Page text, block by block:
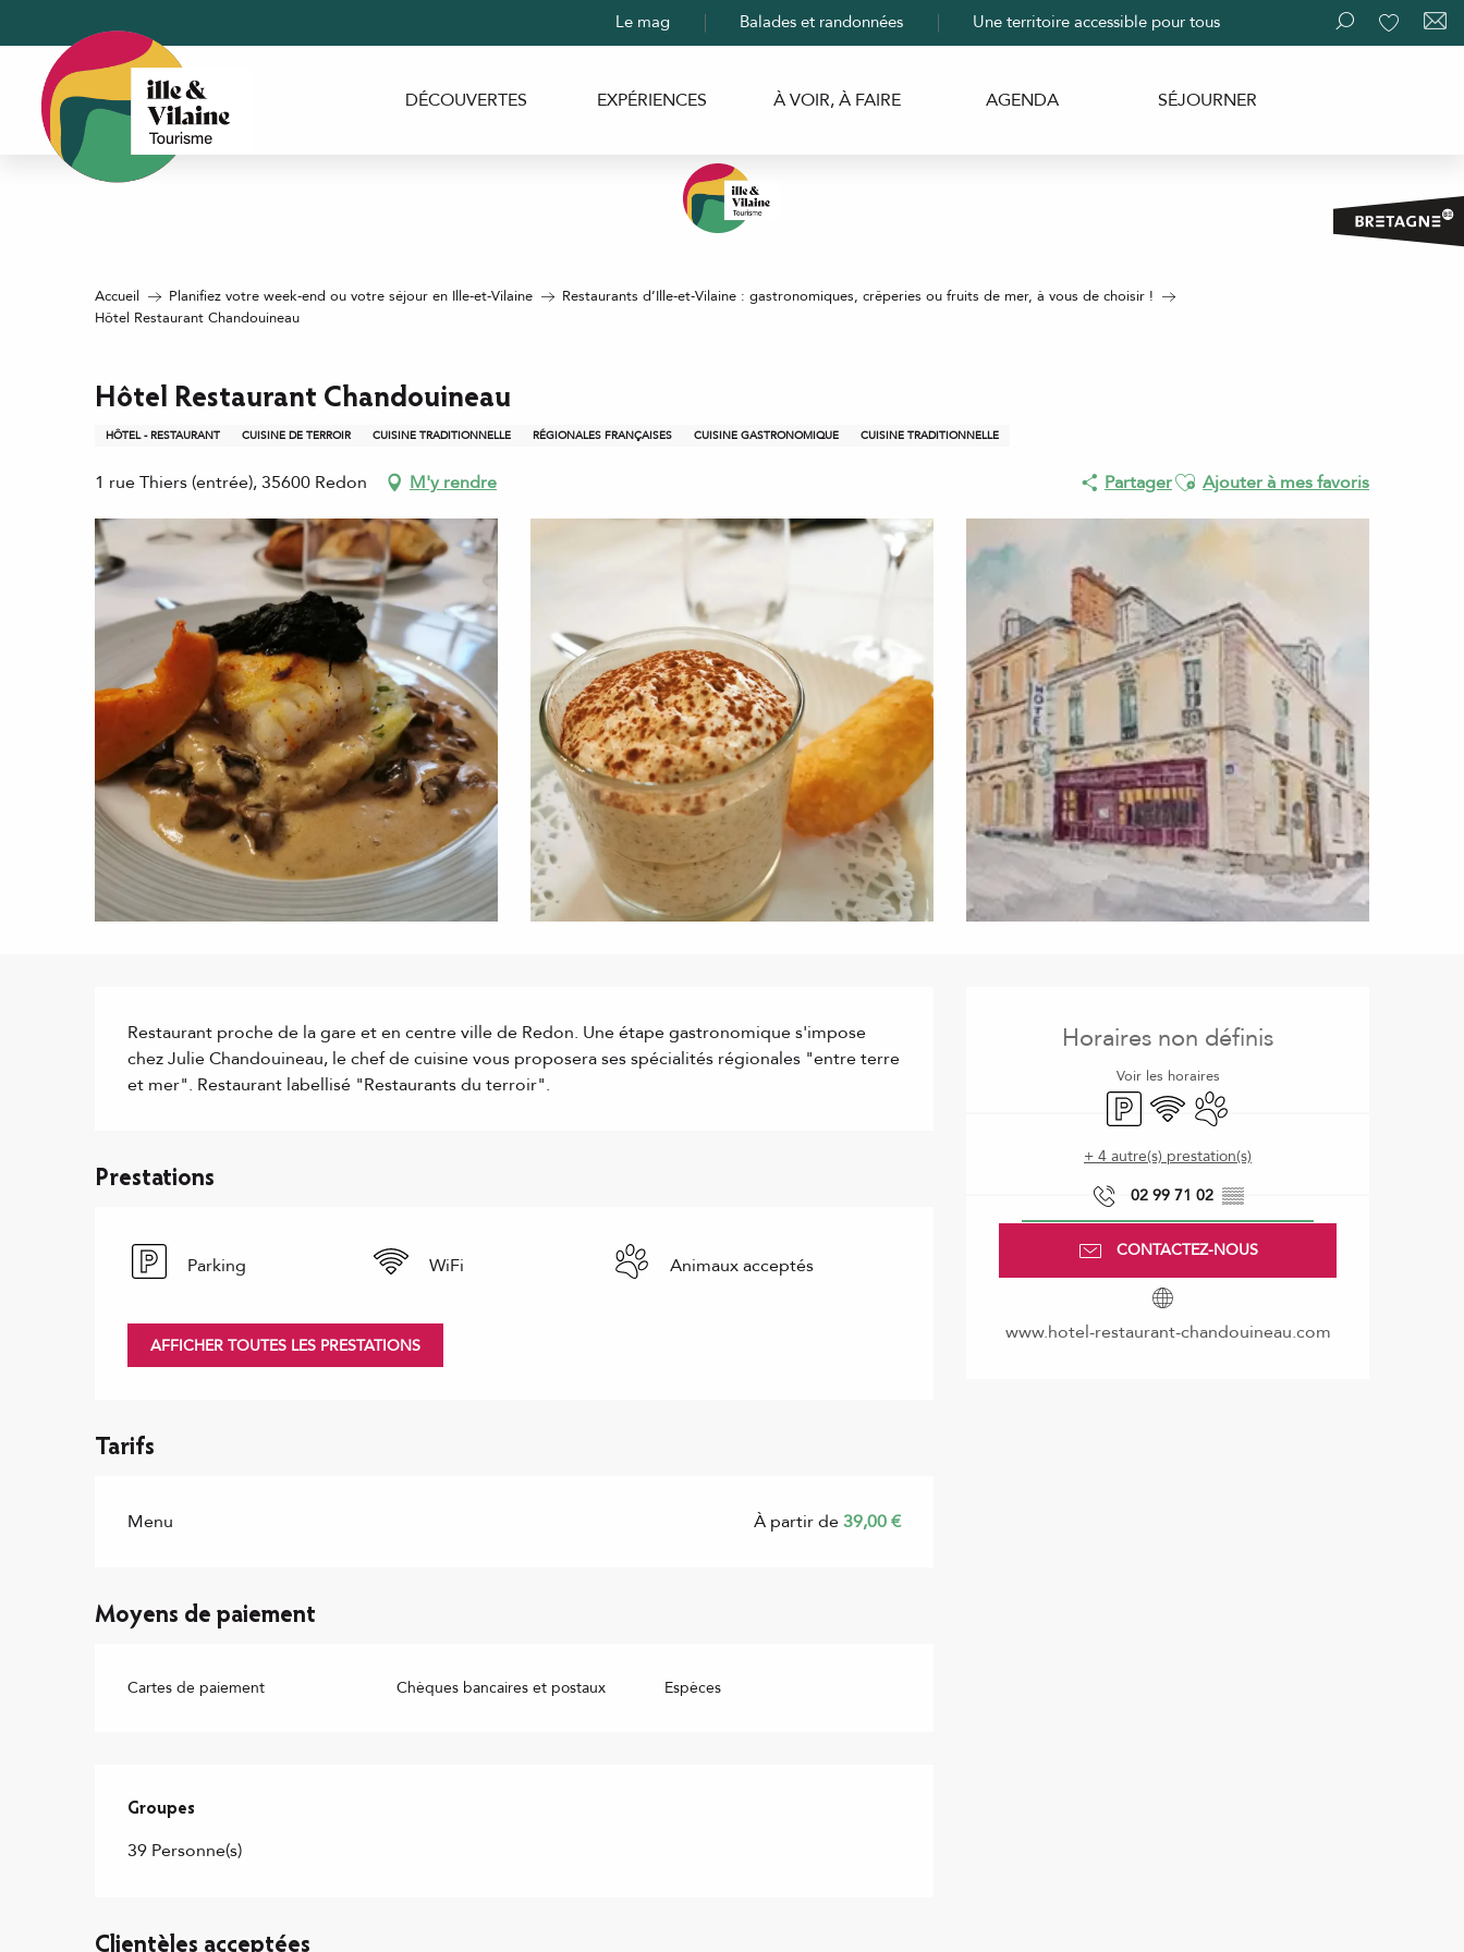
contenu
principal
Recherche
Le mag Balades et randonnées Une territoire accessible pour tous
DÉCOUVERTES EXPÉRIENCES À VOIR, À FAIRE AGENDA SÉJOURNER
Accueil Planifiez votre week-end ou votre séjour en Ille-et-Vilaine
Restaurants d’Ille-et-Vilaine : gastronomiques, crêperies ou fruits de mer, à vous de choisir !
Hôtel Restaurant Chandouineau
Hôtel Restaurant Chandouineau
HÔTEL - RESTAURANT CUISINE DE TERROIR CUISINE TRADITIONNELLE RÉGIONALES FRANÇAISES CUISINE GASTRONOMIQUE CUISINE TRADITIONNELLE
1 rue Thiers (entrée), 35600 Redon M'y rendre PartagerAjouter aux favoris
Ajouter à mes favoris
Horaires non définis
Voir les horaires
ParkingWiFi Animaux acceptés
+ 4 autre(s) prestation(s)
02 99 71 02 ▒▒
CONTACTEZ-NOUS
www.hotel-restaurant-chandouineau.com
Restaurant proche de la gare et en centre ville de Redon. Une étape gastronomique s'impose
chez Julie Chandouineau, le chef de cuisine vous proposera ses spécialités régionales "entre terre
et mer". Restaurant labellisé "Restaurants du terroir".
Prestations
Parking WiFi Animaux acceptés
AFFICHER TOUTES LES PRESTATIONS
Tarifs
Menu À partir de39,00 €
Moyens de paiement
Cartes de paiement Chèques bancaires et postaux Espèces
Groupes
Groupes
39 Personne(s)
Clientèles acceptées